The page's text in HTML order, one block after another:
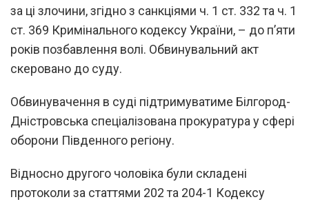
за ці злочини, згідно з санкціями ч. 1 ст. 332 та ч. 1
ст. 369 Кримінального кодексу України, – до п’яти
років позбавлення волі. Обвинувальний акт
скеровано до суду.
Обвинувачення в суді підтримуватиме Білгород-
Дністровська спеціалізована прокуратура у сфері
оборони Південного регіону.
Відносно другого чоловіка були складені
протоколи за статтями 202 та 204-1 Кодексу